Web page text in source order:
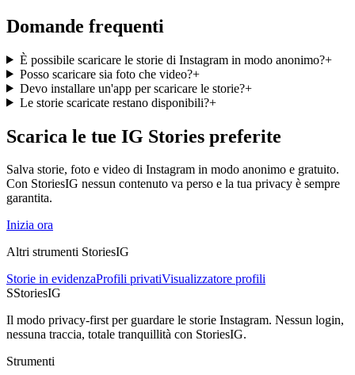
Domande frequenti
È possibile scaricare le storie di Instagram in modo anonimo?+
Posso scaricare sia foto che video?+
Devo installare un'app per scaricare le storie?+
Le storie scaricate restano disponibili?+
Scarica le tue IG Stories preferite
Salva storie, foto e video di Instagram in modo anonimo e gratuito.
Con StoriesIG nessun contenuto va perso e la tua privacy è sempre
garantita.
Inizia ora
Altri strumenti StoriesIG
Storie in evidenzaProfili privatiVisualizzatore profili
SStoriesIG
Il modo privacy-first per guardare le storie Instagram. Nessun login,
nessuna traccia, totale tranquillità con StoriesIG.
Strumenti